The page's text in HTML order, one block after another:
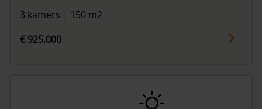
3 kamers | 150 m2
€ 925.000